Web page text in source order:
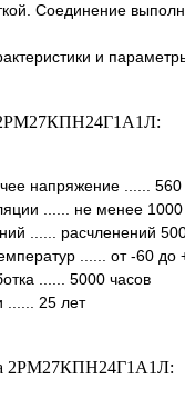
Соединение
и
2РМ27КПН24Г1А1Л:
напряжение ......
...... не менее
...... расчленений
...... от -60 до
...... 5000 часов
...... 25 лет
2РМ27КПН24Г1А1Л: